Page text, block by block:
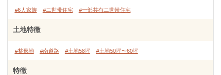
#6人家族 #二世帯住宅 #一部共有二世帯住宅
土地特徴
#整形地 #南道路 #土地58坪 #土地50坪〜60坪
特徴